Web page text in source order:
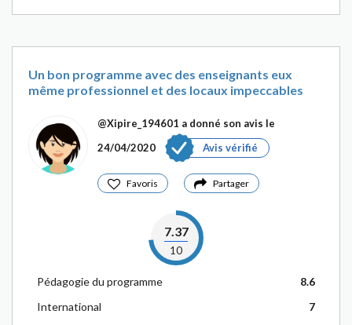
Un bon programme avec des enseignants eux
même professionnel et des locaux impeccables
@Xipire_194601 a donné son avis le
24/04/2020
Avis vérifié
Favoris Partager
7.37
10
Pédagogie du programme
8.6
International
7